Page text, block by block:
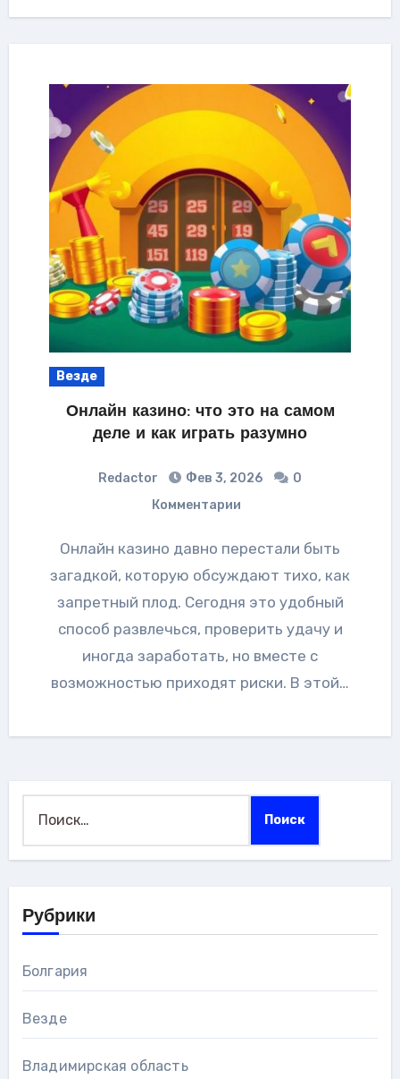
Везде
Онлайн казино: что это на самом
деле и как играть разумно
Redactor Фев 3, 2026
0
Комментарии
Онлайн казино давно перестали быть
загадкой, которую обсуждают тихо, как
запретный плод. Сегодня это удобный
способ развлечься, проверить удачу и
иногда заработать, но вместе с
возможностью приходят риски. В этой…
Рубрики
Болгария
Везде
Владимирская область